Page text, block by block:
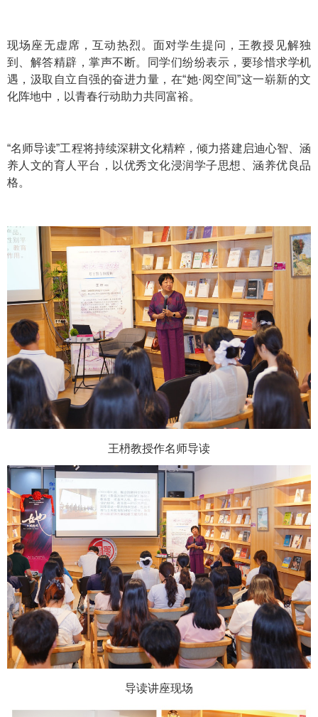
现场座无虚席，互动热烈。面对学生提问，王教授见解独
到、解答精辟，掌声不断。同学们纷纷表示，要珍惜求学机
遇，汲取自立自强的奋进力量，在“她·阅空间”这一崭新的文
化阵地中，以青春行动助力共同富裕。
“名师导读”工程将持续深耕文化精粹，倾力搭建启迪心智、涵
养人文的育人平台，以优秀文化浸润学子思想、涵养优良品
格。
王枬教授作名师导读
导读讲座现场